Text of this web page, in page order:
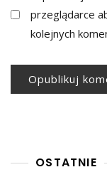
przeglądarce
kolejnych
OSTATNIE